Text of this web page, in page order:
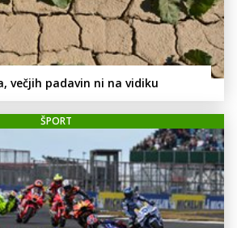
večjih padavin ni na vidiku
ŠPORT